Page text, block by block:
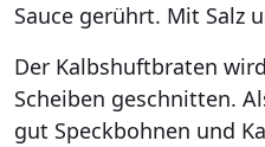
Sauce gerührt. Mit Salz
Der Kalbshuftbraten
Scheiben geschnitten.
gut Speckbohnen und